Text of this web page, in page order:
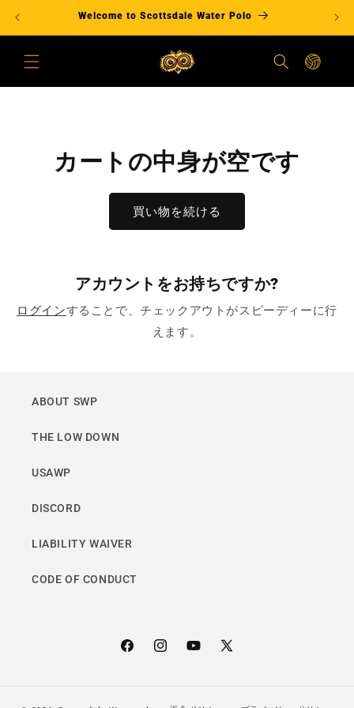
Welcome to Scottsdale Water Polo
ー
カートの中身が空です
買い物を続ける
アカウントをお持ちですか?
ログインすることで、チェックアウトがスピーディーに行
えます。
ABOUT SWP
THE LOW DOWN
USAWP
DISCORD
LIABILITY WAIVER
CODE OF CONDUCT
FacebookInstagramYouTube
X